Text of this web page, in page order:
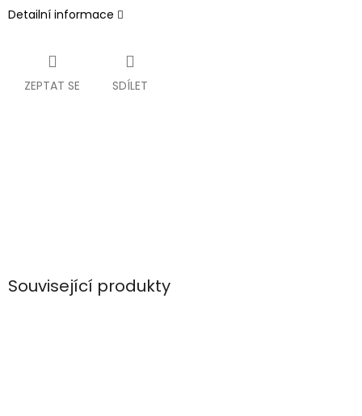
Detailní informace
ZEPTAT SE SDÍLET
Související produkty